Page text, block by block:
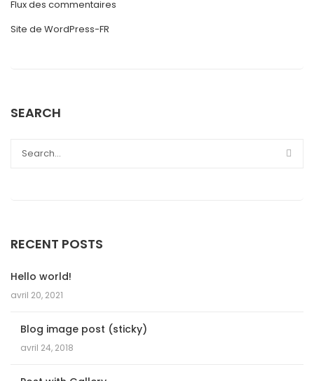
Flux des commentaires
Site de WordPress-FR
SEARCH
RECENT POSTS
Hello world!
avril 20, 2021
Blog image post (sticky)
avril 24, 2018